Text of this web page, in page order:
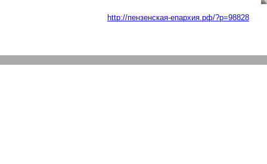
http://пензенская-епархия.рф/?p=98828